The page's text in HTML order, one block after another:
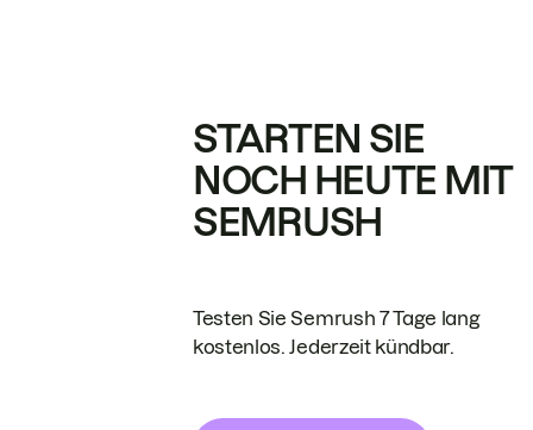
STARTEN SIE
NOCH HEUTE MIT
SEMRUSH
Testen Sie Semrush 7 Tage lang
kostenlos. Jederzeit kündbar.